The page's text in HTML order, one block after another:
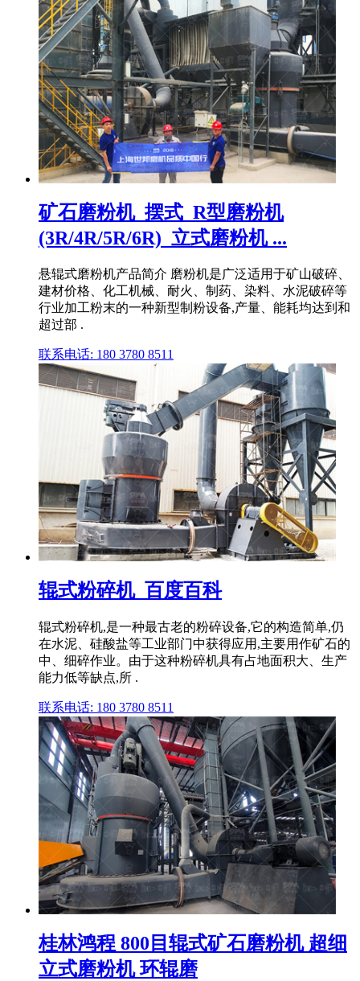
矿石磨粉机_摆式_R型磨粉机
(3R/4R/5R/6R)_立式磨粉机 ...
悬辊式磨粉机产品简介 磨粉机是广泛适用于矿山破碎、
建材价格、化工机械、耐火、制药、染料、水泥破碎等
行业加工粉末的一种新型制粉设备,产量、能耗均达到和
超过部 .
联系电话: 180 3780 8511
辊式粉碎机_百度百科
辊式粉碎机,是一种最古老的粉碎设备,它的构造简单,仍
在水泥、硅酸盐等工业部门中获得应用,主要用作矿石的
中、细碎作业。由于这种粉碎机具有占地面积大、生产
能力低等缺点,所 .
联系电话: 180 3780 8511
桂林鸿程 800目辊式矿石磨粉机 超细
立式磨粉机 环辊磨